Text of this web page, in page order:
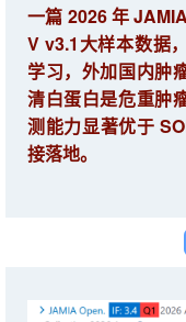
一篇 2026 年
V v3.1大样本数据
学习，外加国内肿
清白蛋白是危重肿
测能力显著优于
接落地。